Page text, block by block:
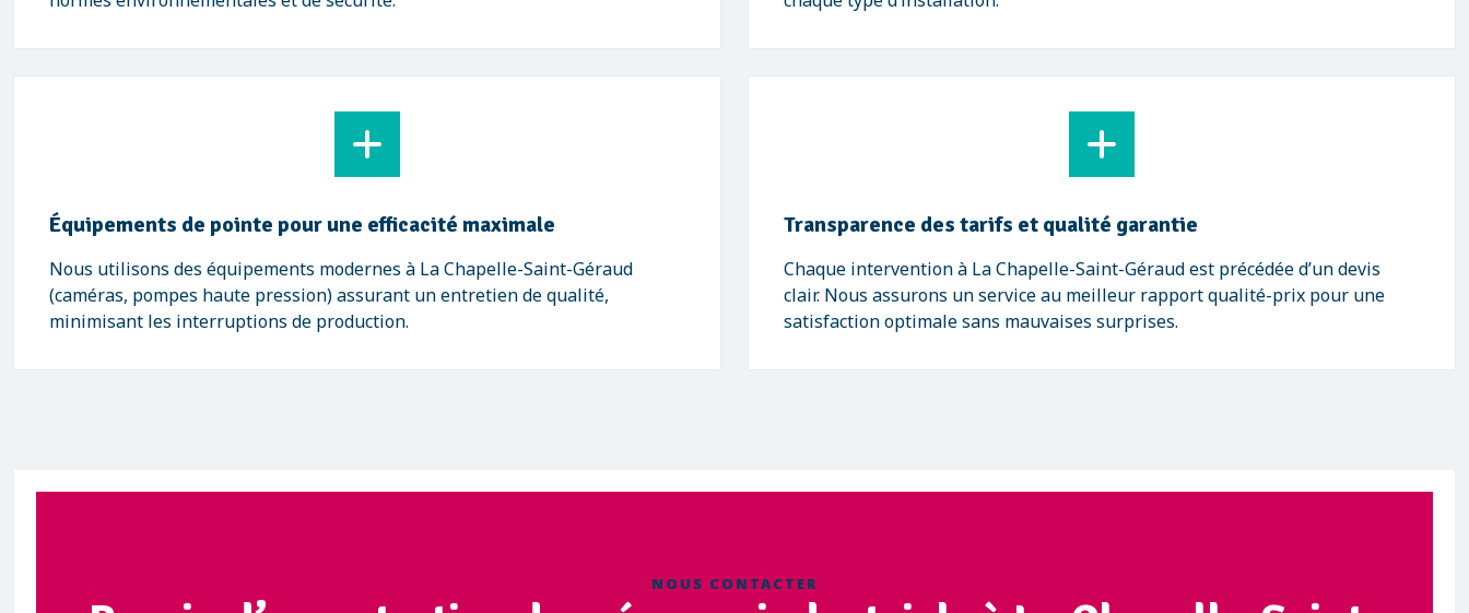
Équipements de pointe pour une efficacité maximale
Nous utilisons des équipements modernes à La Chapelle-Saint-Géraud
(caméras, pompes haute pression) assurant un entretien de qualité,
minimisant les interruptions de production.
Transparence des tarifs et qualité garantie
Chaque intervention à La Chapelle-Saint-Géraud est précédée d’un devis
clair. Nous assurons un service au meilleur rapport qualité-prix pour une
satisfaction optimale sans mauvaises surprises.
NOUS CONTACTER